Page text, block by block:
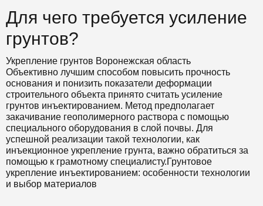
Для чего требуется усиление
грунтов?
Укрепление грунтов Воронежская область
Объективно лучшим способом повысить прочность
основания и понизить показатели деформации
строительного объекта принято считать усиление
грунтов инъектированием. Метод предполагает
закачивание геополимерного раствора с помощью
специального оборудования в слой почвы. Для
успешной реализации такой технологии, как
инъекционное укрепление грунта, важно обратиться за
помощью к грамотному специалисту.Грунтовое
укрепление инъектированием: особенности технологии
и выбор материалов